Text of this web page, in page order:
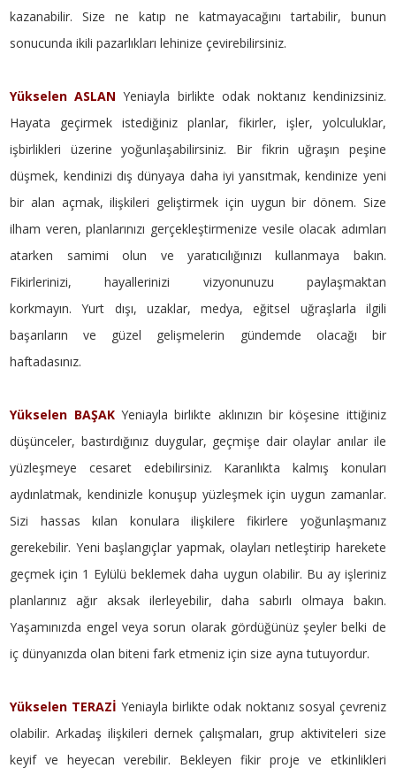
kazanabilir. Size ne katıp ne katmayacağını tartabilir, bunun
sonucunda ikili pazarlıkları lehinize çevirebilirsiniz.
Yükselen ASLAN Yeniayla birlikte odak noktanız kendinizsiniz.
Hayata geçirmek istediğiniz planlar, fikirler, işler, yolculuklar,
işbirlikleri üzerine yoğunlaşabilirsiniz. Bir fikrin uğraşın peşine
düşmek, kendinizi dış dünyaya daha iyi yansıtmak, kendinize yeni
bir alan açmak, ilişkileri geliştirmek için uygun bir dönem. Size
ilham veren, planlarınızı gerçekleştirmenize vesile olacak adımları
atarken samimi olun ve yaratıcılığınızı kullanmaya bakın.
Fikirlerinizi, hayallerinizi vizyonunuzu paylaşmaktan
korkmayın. Yurt dışı, uzaklar, medya, eğitsel uğraşlarla ilgili
başarıların ve güzel gelişmelerin gündemde olacağı bir
haftadasınız.
Yükselen BAŞAKYeniayla birlikte aklınızın bir köşesine ittiğiniz
düşünceler, bastırdığınız duygular, geçmişe dair olaylar anılar ile
yüzleşmeye cesaret edebilirsiniz. Karanlıkta kalmış konuları
aydınlatmak, kendinizle konuşup yüzleşmek için uygun zamanlar.
Sizi hassas kılan konulara ilişkilere fikirlere yoğunlaşmanız
gerekebilir. Yeni başlangıçlar yapmak, olayları netleştirip harekete
geçmek için 1 Eylülü beklemek daha uygun olabilir. Bu ay işleriniz
planlarınız ağır aksak ilerleyebilir, daha sabırlı olmaya bakın.
Yaşamınızda engel veya sorun olarak gördüğünüz şeyler belki de
iç dünyanızda olan biteni fark etmeniz için size ayna tutuyordur.
Yükselen TERAZİ Yeniayla birlikte odak noktanız sosyal çevreniz
olabilir. Arkadaş ilişkileri dernek çalışmaları, grup aktiviteleri size
keyif ve heyecan verebilir. Bekleyen fikir proje ve etkinlikleri